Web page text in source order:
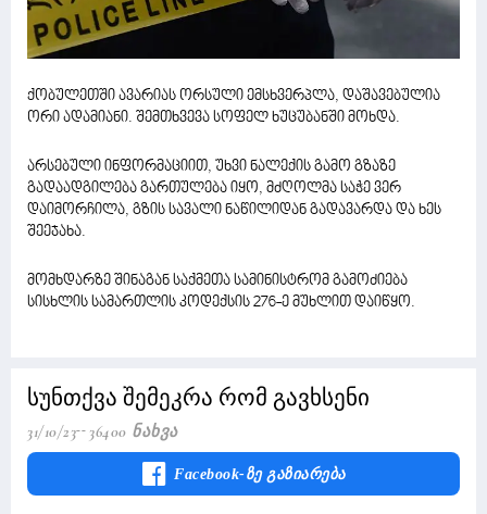
ქობულეთში ავარიას ორსული ემსხვერპლა, დაშავებულია
ორი ადამიანი. შემთხვევა სოფელ ხუცუბანში მოხდა.
არსებული ინფორმაციით, უხვი ნალექის გამო გზაზე
გადაადგილება გართულება იყო, მძღოლმა საჭე ვერ
დაიმორჩილა, გზის სავალი ნაწილიდან გადავარდა და ხეს
შეეჯახა.
მომხდარზე შინაგან საქმეთა სამინისტრომ გამოძიება
სისხლის სამართლის კოდექსის 276-ე მუხლით დაიწყო.
სუნთქვა შემეკრა რომ გავხსენი
31/10/23 36400 Ნახვა
Facebook-Ზე Გაზიარება